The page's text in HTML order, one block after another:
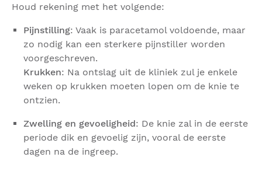
Houd rekening met het volgende:
Pijnstilling: Vaak is paracetamol voldoende, maar
zo nodig kan een sterkere pijnstiller worden
voorgeschreven.
Krukken: Na ontslag uit de kliniek zul je enkele
weken op krukken moeten lopen om de knie te
ontzien.
Zwelling en gevoeligheid: De knie zal in de eerste
periode dik en gevoelig zijn, vooral de eerste
dagen na de ingreep.